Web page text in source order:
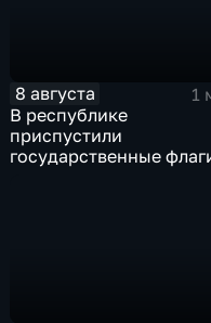
8 августа
1
В республике
приспустили
государственные